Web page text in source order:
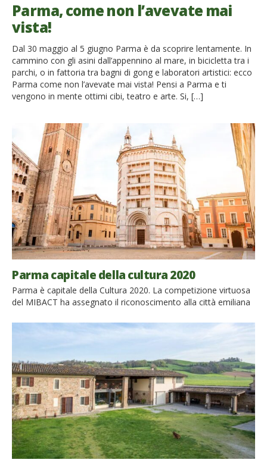
Parma, come non l’avevate mai
vista!
Dal 30 maggio al 5 giugno Parma è da scoprire lentamente. In
cammino con gli asini dall’appennino al mare, in bicicletta tra i
parchi, o in fattoria tra bagni di gong e laboratori artistici: ecco
Parma come non l’avevate mai vista! Pensi a Parma e ti
vengono in mente ottimi cibi, teatro e arte. Si, […]
Parma capitale della cultura 2020
Parma è capitale della Cultura 2020. La competizione virtuosa
del MIBACT ha assegnato il riconoscimento alla città emiliana
cibo, che sa mettere in rete i suoi tesori culturali all’insegna
della sostenibilità. Una città da visitare almeno una volta nella